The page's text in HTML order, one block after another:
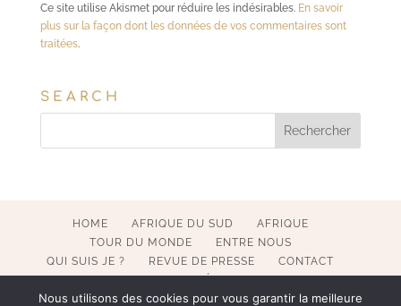
Ce site utilise Akismet pour réduire les indésirables. En savoir
plus sur la façon dont les données de vos commentaires sont
traitées.
SEARCH
HOME AFRIQUE DU SUD
AFRIQUE
TOUR DU MONDE
ENTRE NOUS
QUI SUIS JE ?
REVUE DE PRESSE
CONTACT
Nous utilisons des cookies pour vous garantir la meilleure